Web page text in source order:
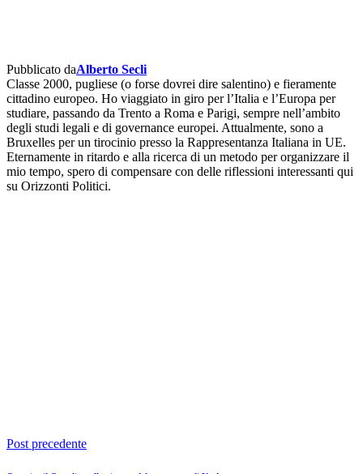
Pubblicato daAlberto Secli
Classe 2000, pugliese (o forse dovrei dire salentino) e fieramente
cittadino europeo. Ho viaggiato in giro per l’Italia e l’Europa per
studiare, passando da Trento a Roma e Parigi, sempre nell’ambito
degli studi legali e di governance europei. Attualmente, sono a
Bruxelles per un tirocinio presso la Rappresentanza Italiana in UE.
Eternamente in ritardo e alla ricerca di un metodo per organizzare il
mio tempo, spero di compensare con delle riflessioni interessanti qui
su Orizzonti Politici.
Post precedente